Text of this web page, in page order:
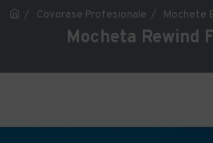
Covorase Profesionale Mochete
Mocheta Rewind